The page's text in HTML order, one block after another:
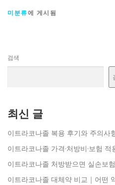
미분류에 게시됨
검색
최신 글
이트라코나졸 복용 후기와 주의사
이트라코나졸 가격·처방비·보험 적
이트라코나졸 처방받으면 실손보
이트라코나졸 대체약 비교｜어떤